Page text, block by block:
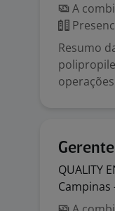
A
Resumo
QUALITY
Campinas